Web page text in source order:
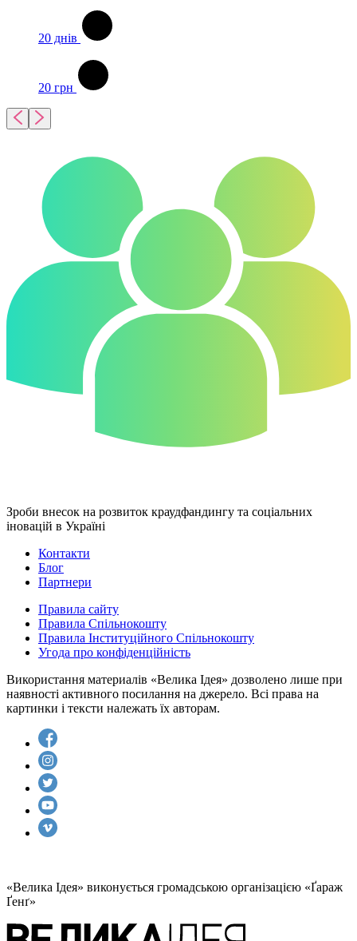
20 днів
20 грн
Зроби внесок на розвиток краудфандингу та соціальних
іновацій в Україні
Контакти
Блог
Партнери
Правила сайту
Правила Спільнокошту
Правила Інституційного Спільнокошту
Угода про конфіденційність
Використання материалів «Велика Ідея» дозволено лише при
наявності активного посилання на джерело. Всі права на
картинки і тексти належать їх авторам.
«Велика Ідея» виконується громадською організацією «Ґараж
Ґенґ»